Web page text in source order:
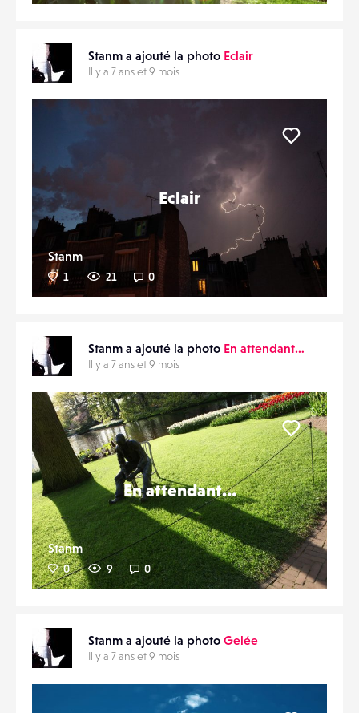
Stanm a ajouté la photo Eclair
Il y a 7 ans et 9 mois
Eclair
Stanm
1 21 0
Stanm a ajouté la photo En attendant…
Il y a 7 ans et 9 mois
En attendant…
Stanm
0 9 0
Liker
Stanm a ajouté la photo Gelée
Il y a 7 ans et 9 mois